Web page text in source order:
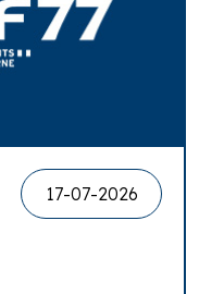
17-07-2026